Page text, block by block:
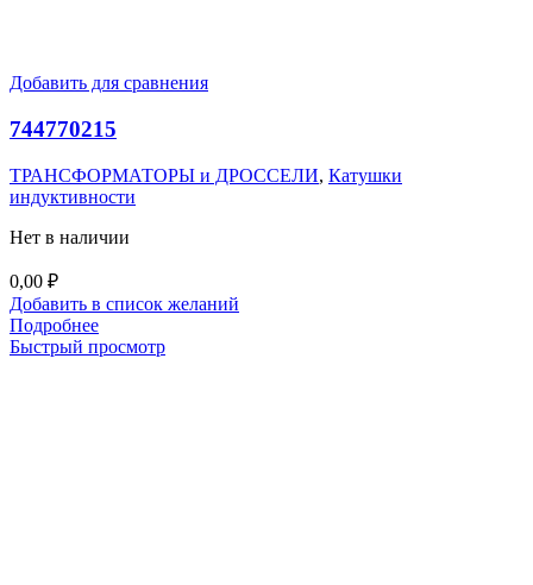
Добавить для сравнения
744770215
ТРАНСФОРМАТОРЫ и ДРОССЕЛИ, Катушки
индуктивности
Нет в наличии
0,00 ₽
Добавить в список желаний
Подробнее
Быстрый просмотр